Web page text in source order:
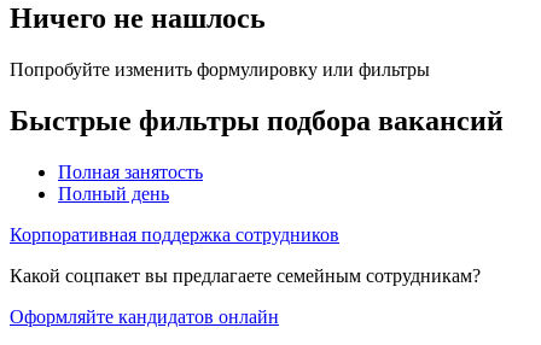
Ничего не нашлось
Попробуйте изменить формулировку или фильтры
Быстрые фильтры подбора вакансий
Полная занятость
Полный день
Корпоративная поддержка сотрудников
Какой соцпакет вы предлагаете семейным сотрудникам?
Оформляйте кандидатов онлайн